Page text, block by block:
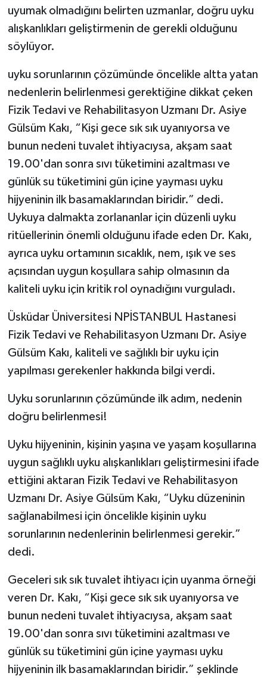
uyumak olmadığını belirten uzmanlar, doğru uyku
alışkanlıkları geliştirmenin de gerekli olduğunu
söylüyor.
uyku sorunlarının çözümünde öncelikle altta yatan
nedenlerin belirlenmesi gerektiğine dikkat çeken
Fizik Tedavi ve Rehabilitasyon Uzmanı Dr. Asiye
Gülsüm Kakı, “Kişi gece sık sık uyanıyorsa ve
bunun nedeni tuvalet ihtiyacıysa, akşam saat
19.00'dan sonra sıvı tüketimini azaltması ve
günlük su tüketimini gün içine yayması uyku
hijyeninin ilk basamaklarından biridir.” dedi.
Uykuya dalmakta zorlananlar için düzenli uyku
ritüellerinin önemli olduğunu ifade eden Dr. Kakı,
ayrıca uyku ortamının sıcaklık, nem, ışık ve ses
açısından uygun koşullara sahip olmasının da
kaliteli uyku için kritik rol oynadığını vurguladı.
Üsküdar Üniversitesi NPİSTANBUL Hastanesi
Fizik Tedavi ve Rehabilitasyon Uzmanı Dr. Asiye
Gülsüm Kakı, kaliteli ve sağlıklı bir uyku için
yapılması gerekenler hakkında bilgi verdi.
Uyku sorunlarının çözümünde ilk adım, nedenin
doğru belirlenmesi!
Uyku hijyeninin, kişinin yaşına ve yaşam koşullarına
uygun sağlıklı uyku alışkanlıkları geliştirmesini ifade
ettiğini aktaran Fizik Tedavi ve Rehabilitasyon
Uzmanı Dr. Asiye Gülsüm Kakı, “Uyku düzeninin
sağlanabilmesi için öncelikle kişinin uyku
sorunlarının nedenlerinin belirlenmesi gerekir.”
dedi.
Geceleri sık sık tuvalet ihtiyacı için uyanma örneği
veren Dr. Kakı, “Kişi gece sık sık uyanıyorsa ve
bunun nedeni tuvalet ihtiyacıysa, akşam saat
19.00'dan sonra sıvı tüketimini azaltması ve
günlük su tüketimini gün içine yayması uyku
hijyeninin ilk basamaklarından biridir.” şeklinde